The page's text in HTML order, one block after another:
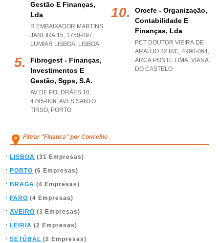
Gestão E Finanças,
Lda
R EMBAIXADOR MARTINS
JANEIRA 15, 1750-097,
LUMIAR LISBOA, LISBOA
Fibrogest - Finanças,
Investimentos E
Gestão, Sgps, S.a.
AV DE POLDRÃES 10,
4795-006, AVES SANTO
TIRSO, PORTO
Orcefe - Organização,
Contabilidade E
Finanças, Lda
PCT DOUTOR VIEIRA DE
ARAÚJO 32 R/C, 4990-064,
ARCA PONTE LIMA, VIANA
DO CASTELO
Filtrar "Financa" por Concelho
LISBOA (31 Empresas)
PORTO (6 Empresas)
BRAGA (4 Empresas)
FARO (4 Empresas)
AVEIRO (3 Empresas)
LEIRIA (2 Empresas)
SETÚBAL (2 Empresas)